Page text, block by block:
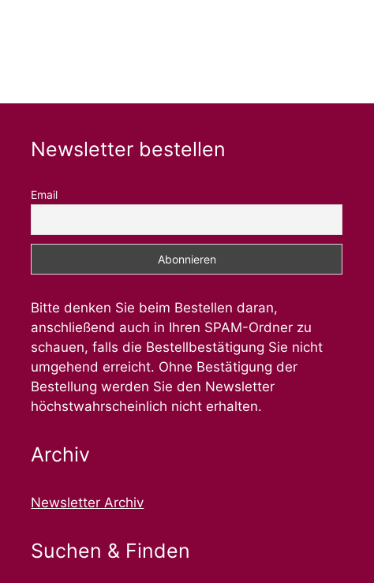
Newsletter bestellen
Email
Bitte denken Sie beim Bestellen daran,
anschließend auch in Ihren SPAM-Ordner zu
schauen, falls die Bestellbestätigung Sie nicht
umgehend erreicht. Ohne Bestätigung der
Bestellung werden Sie den Newsletter
höchstwahrscheinlich nicht erhalten.
Archiv
Newsletter Archiv
Suchen & Finden